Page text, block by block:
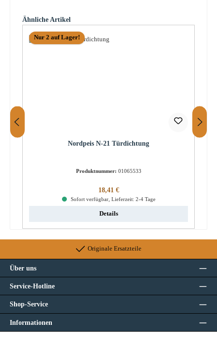
Produktgalerie überspringen
Ähnliche Artikel
Nur 2 auf Lager!
Nordpeis N-21 Türdichtung
Produktnummer: 01065533
Regulärer Preis:
18,41 €
Sofort verfügbar, Lieferzeit: 2-4 Tage
Details
Originale Ersatzteile
Über uns
Service-Hotline
Shop-Service
Informationen